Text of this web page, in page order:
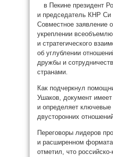
в Пекине президент
и председатель КНР Си
Совместное заявление
укреплении
и стратегического
об углублении
дружбы и
странами.
Как подчеркнул
Ушаков, документ
и определяет ключевые
двусторонних
Переговоры лидеров
и расширенном
отметил, что